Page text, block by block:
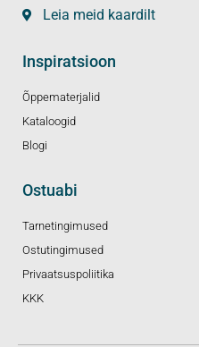
Leia meid kaardilt
Inspiratsioon
Õppematerjalid
Kataloogid
Blogi
Ostuabi
Tarnetingimused
Ostutingimused
Privaatsuspoliitika
KKK